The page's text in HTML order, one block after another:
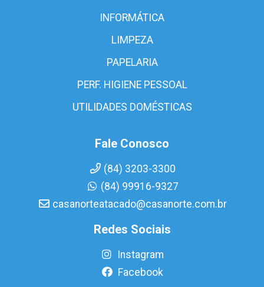
INFORMÁTICA
LIMPEZA
PAPELARIA
PERF. HIGIENE PESSOAL
UTILIDADES DOMÉSTICAS
Fale Conosco
(84) 3203-3300
(84) 99916-9327
casanorteatacado@casanorte.com.br
Redes Sociais
Instagram
Facebook